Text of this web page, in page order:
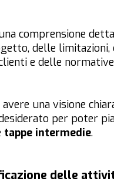
comprensione
delle limitazioni,
e delle
una visione
per poter
tappe intermedie.
delle